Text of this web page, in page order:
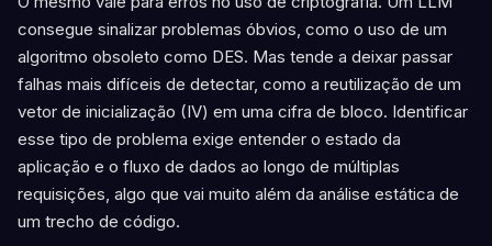
consegue sinalizar problemas óbvios, como o uso de um
algoritmo obsoleto como DES. Mas tende a deixar passar
falhas mais difíceis de detectar, como a reutilização de um
vetor de inicialização (IV) em uma cifra de bloco. Identificar
esse tipo de problema exige entender o estado da
aplicação e o fluxo de dados ao longo de múltiplas
requisições, algo que vai muito além da análise estática de
um trecho de código.